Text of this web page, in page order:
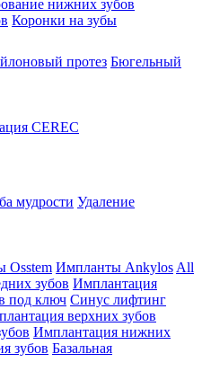
нижних зубов
Коронки на зубы
протез Бюгельный
CEREC
мудрости Удаление
Osstem Импланты Ankylos All
зубов Имплантация
под ключ Синус лифтинг
верхних зубов
Имплантация нижних
зубов Базальная